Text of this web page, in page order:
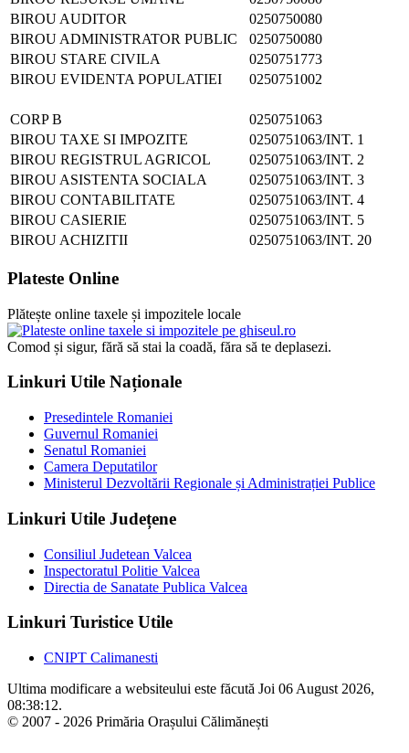
BIROU AUDITOR
0250750080
BIROU ADMINISTRATOR PUBLIC
0250750080
BIROU STARE CIVILA
0250751773
BIROU EVIDENTA POPULATIEI
0250751002
CORP B
0250751063
BIROU TAXE SI IMPOZITE
0250751063/INT. 1
BIROU REGISTRUL AGRICOL
0250751063/INT. 2
BIROU ASISTENTA SOCIALA
0250751063/INT. 3
BIROU CONTABILITATE
0250751063/INT. 4
BIROU CASIERIE
0250751063/INT. 5
BIROU ACHIZITII
0250751063/INT. 20
Plateste Online
Plătește online taxele și impozitele locale
Comod și sigur, fără să stai la coadă, făra să te deplasezi.
Linkuri Utile Naționale
Presedintele Romaniei
Guvernul Romaniei
Senatul Romaniei
Camera Deputatilor
Ministerul Dezvoltării Regionale și Administrației Publice
Linkuri Utile Județene
Consiliul Judetean Valcea
Inspectoratul Politie Valcea
Directia de Sanatate Publica Valcea
Linkuri Turistice Utile
CNIPT Calimanesti
Ultima modificare a websiteului este făcută Joi 06 August 2026,
08:38:12.
© 2007 - 2026 Primăria Orașului Călimănești